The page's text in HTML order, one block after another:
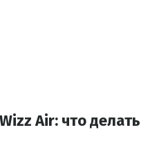
Air: что делать